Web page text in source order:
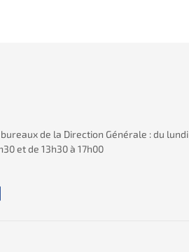
de la Direction Générale :​ du lundi
et de 13h30 à 17h00